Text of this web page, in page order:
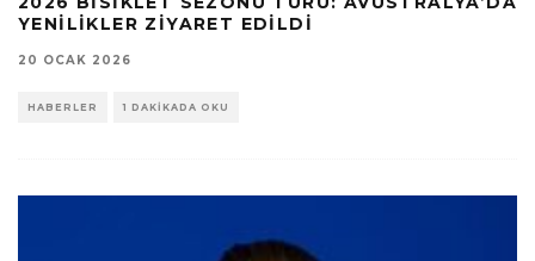
YENILIKLER ZIYARET EDILDI
20 OCAK 2026
HABERLER 1 DAKIKADA OKU